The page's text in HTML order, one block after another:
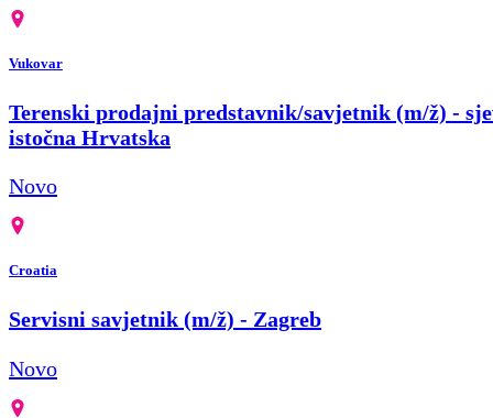
Vukovar
Terenski prodajni predstavnik/savjetnik (m/ž) -
istočna Hrvatska
Novo
Croatia
Servisni savjetnik (m/ž) - Zagreb
Novo